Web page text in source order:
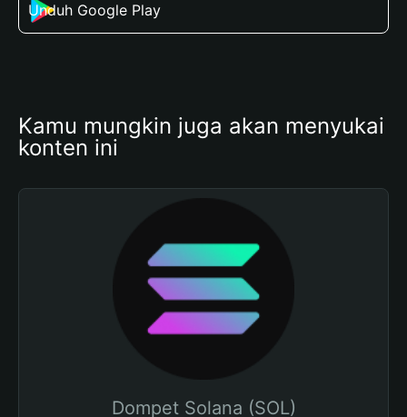
Unduh Google Play
Kamu mungkin juga akan menyukai
konten ini
Dompet Solana (SOL)